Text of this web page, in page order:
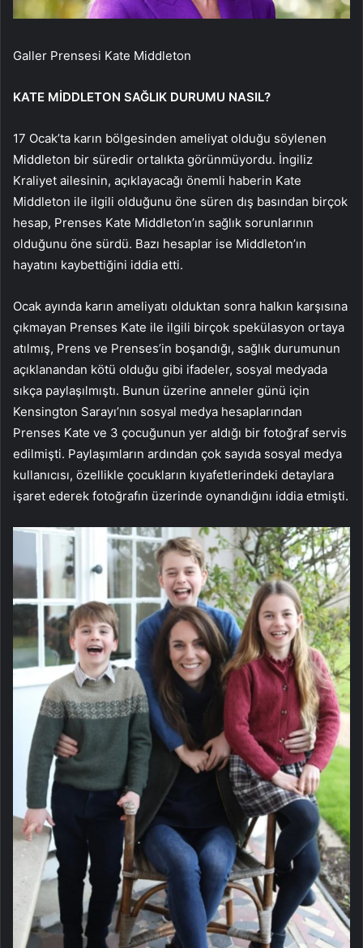
Galler Prensesi Kate Middleton
KATE MİDDLETON SAĞLIK DURUMU NASIL?
17 Ocak’ta karın bölgesinden ameliyat olduğu söylenen
Middleton bir süredir ortalıkta görünmüyordu. İngiliz
Kraliyet ailesinin, açıklayacağı önemli haberin Kate
Middleton ile ilgili olduğunu öne süren dış basından birçok
hesap, Prenses Kate Middleton’ın sağlık sorunlarının
olduğunu öne sürdü. Bazı hesaplar ise Middleton’ın
hayatını kaybettiğini iddia etti.
Ocak ayında karın ameliyatı olduktan sonra halkın karşısına
çıkmayan Prenses Kate ile ilgili birçok spekülasyon ortaya
atılmış, Prens ve Prenses’in boşandığı, sağlık durumunun
açıklanandan kötü olduğu gibi ifadeler, sosyal medyada
sıkça paylaşılmıştı. Bunun üzerine anneler günü için
Kensington Sarayı’nın sosyal medya hesaplarından
Prenses Kate ve 3 çocuğunun yer aldığı bir fotoğraf servis
edilmişti. Paylaşımların ardından çok sayıda sosyal medya
kullanıcısı, özellikle çocukların kıyafetlerindeki detaylara
işaret ederek fotoğrafın üzerinde oynandığını iddia etmişti.